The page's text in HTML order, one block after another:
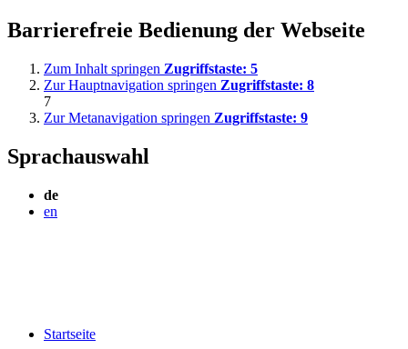
Barrierefreie Bedienung der Webseite
Zum Inhalt springen Zugriffstaste: 5
Zur Hauptnavigation springen Zugriffstaste: 8
7
Zur Metanavigation springen Zugriffstaste: 9
Sprachauswahl
de
en
Startseite